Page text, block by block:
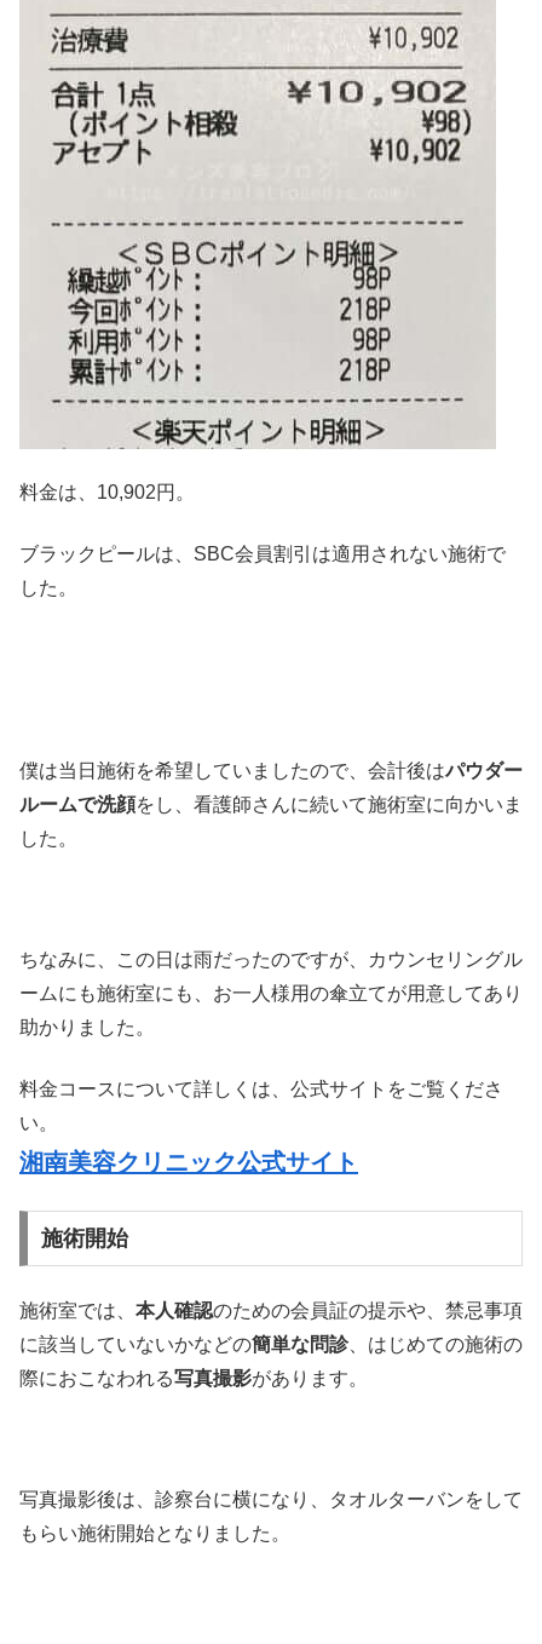
料金は、10,902円。
ブラックピールは、SBC会員割引は適用されない施術で
した。
僕は当日施術を希望していましたので、会計後はパウダー
ルームで洗顔をし、看護師さんに続いて施術室に向かいま
した。
ちなみに、この日は雨だったのですが、カウンセリングル
ームにも施術室にも、お一人様用の傘立てが用意してあり
助かりました。
料金コースについて詳しくは、公式サイトをご覧くださ
い。
湘南美容クリニック公式サイト
施術開始
施術室では、 本人確認のための会員証の提示や、禁忌事項
に該当していないかなどの簡単な問診、はじめての施術の
際におこなわれる写真撮影があります。
写真撮影後は、診察台に横になり、タオルターバンをして
もらい施術開始となりました。